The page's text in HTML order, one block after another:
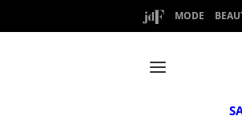
MODE